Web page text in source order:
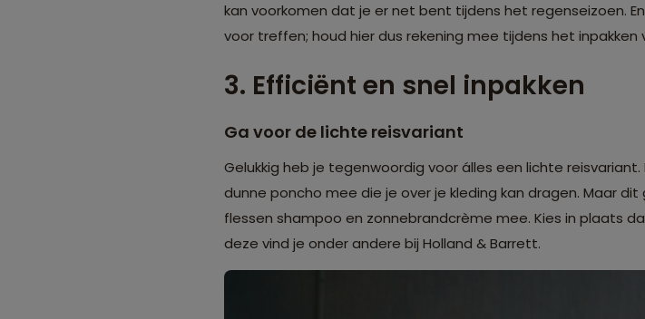
kan voorkomen dat je er net bent tijdens het regenseizoen.
voor treffen; houd hier dus rekening mee tijdens het inpakken
3. Efficiënt en snel inpakken
Ga voor de lichte reisvariant
Gelukkig heb je tegenwoordig voor álles een lichte
dunne poncho mee die je over je kleding kan dragen. Maar
flessen shampoo en zonnebrandcrème mee. Kies in plaats
deze vind je onder andere bij Holland & Barrett.